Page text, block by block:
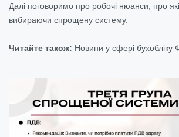
Далі поговоримо про робочі нюанси, про
вибираючи спрощену систему.
Читайте також: Новини у сфері